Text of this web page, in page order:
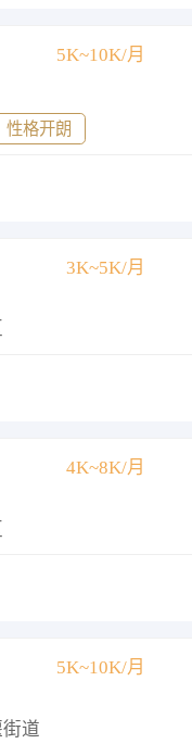
5K~10K/月
性格开朗
3K~5K/月
4K~8K/月
5K~10K/月
道